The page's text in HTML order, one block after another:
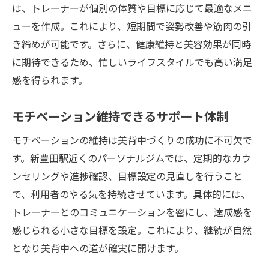
は、トレーナーが個別の体質や目標に応じて最適なメニ
ューを作成。これにより、短期間で姿勢改善や筋肉の引
き締めが可能です。さらに、健康維持と美容効果が同時
に期待できるため、忙しいライフスタイルでも高い満足
感を得られます。
モチベーション維持できるサポート体制
モチベーションの維持は美背中づくりの成功に不可欠で
す。新豊田駅近くのパーソナルジムでは、定期的なカウ
ンセリングや進捗確認、目標設定の見直しを行うこと
で、利用者のやる気を持続させています。具体的には、
トレーナーとのコミュニケーションを密にし、達成感を
感じられる小さな目標を設定。これにより、継続が自然
となり美背中への道が確実に開けます。